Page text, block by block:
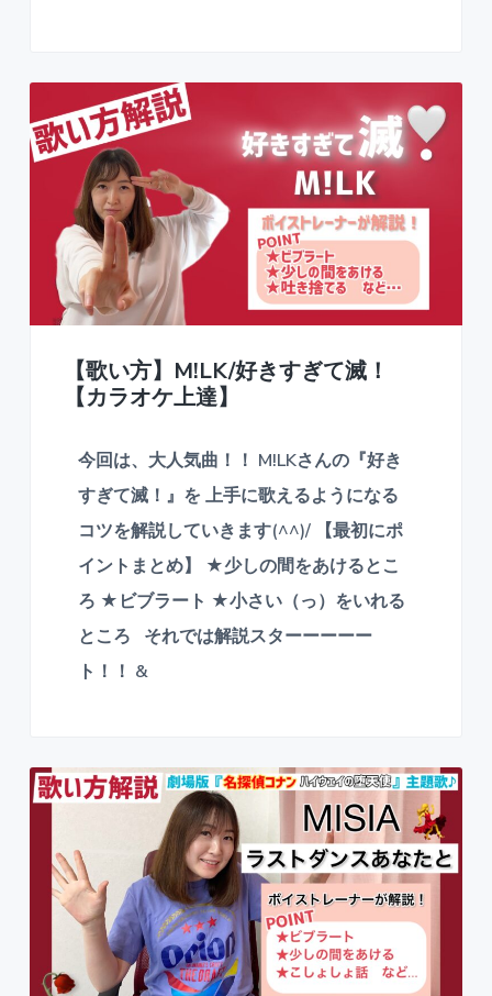
【歌い方】M!LK/好きすぎて滅！
【カラオケ上達】
今回は、大人気曲！！ M!LKさんの『好き
すぎて滅！』を 上手に歌えるようになる
コツを解説していきます(^^)/ 【最初にポ
イントまとめ】 ★少しの間をあけるとこ
ろ ★ビブラート ★小さい（っ）をいれる
ところ それでは解説スターーーーー
ト！！ &